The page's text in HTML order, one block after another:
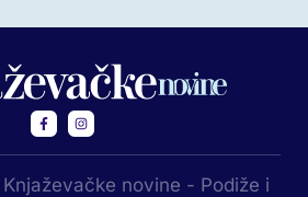
novine - Podiže i